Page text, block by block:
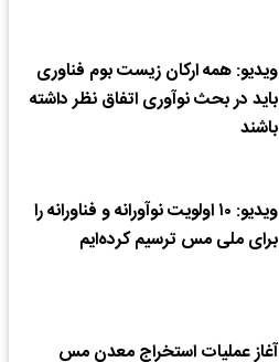
ویدیو: همه ارکان زیست بوم فناوری
باید در بحث نوآوری اتفاق نظر داشته
باشند
ویدیو: ۱۰ اولویت نوآورانه و فناورانه را
برای ملی مس ترسیم کرده‌ایم
آغاز عملیات استخراج معدن مس